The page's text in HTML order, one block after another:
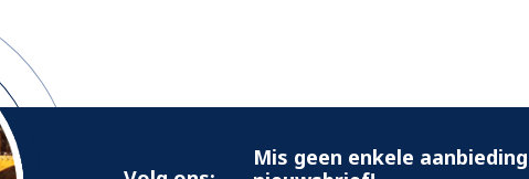
Mis geen enkele